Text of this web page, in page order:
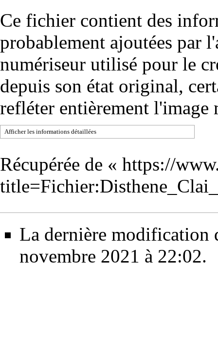
Ce fichier contient des
probablement ajoutées par
numériseur utilisé pour le
depuis son état original,
refléter entièrement l'image
Afficher les informations détaillées
Récupérée de « https://
La dernière modification
novembre 2021 à 22:02.